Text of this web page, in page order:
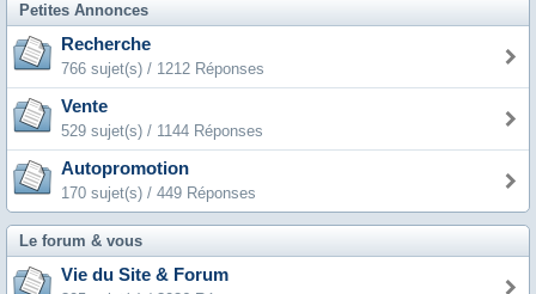
Petites Annonces
Recherche
766 sujet(s) / 1212 Réponses
Vente
529 sujet(s) / 1144 Réponses
Autopromotion
170 sujet(s) / 449 Réponses
Le forum & vous
Vie du Site & Forum